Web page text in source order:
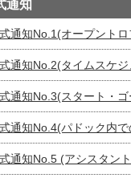
通知
通知No.1(オープント
通知No.2(タイムスケ
通知No.3(スタート・
通知No.4(パドック内
通知No.5 (アシスタン